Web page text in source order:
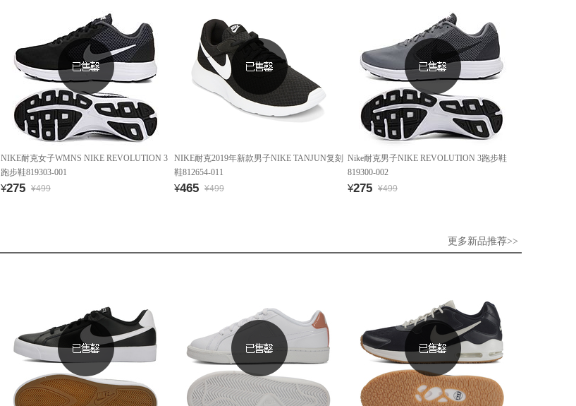
NIKE耐克女子WMNS NIKE REVOLUTION 3
跑步鞋819303-001
¥275 ¥499
NIKE耐克2019年新款男子NIKE TANJUN复刻
鞋812654-011
¥465 ¥499
Nike耐克男子NIKE REVOLUTION 3跑步鞋
819300-002
¥275 ¥499
更多新品推荐>>